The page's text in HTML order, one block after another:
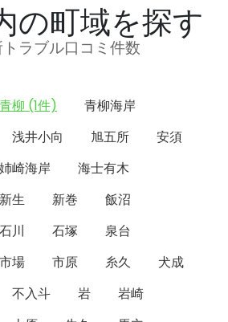
の町域を探す
トラブル口コミ件数
青柳 (1件)
青柳海岸
浅井小向 旭五所
安須
姉崎海岸
海士有木
新生 新巻
飯沼
石川 石塚
泉台
市場 市原 糸久
犬成
不入斗 岩
岩崎